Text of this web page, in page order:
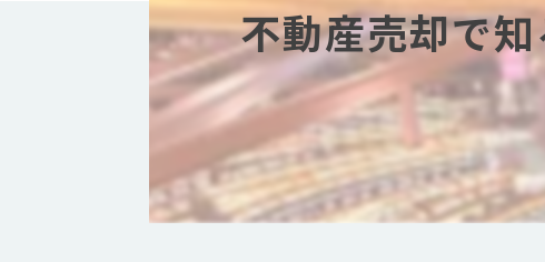
不動産売却で